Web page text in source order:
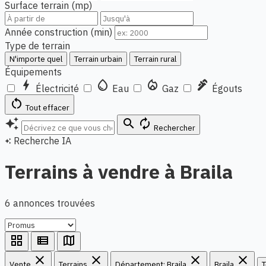
Surface terrain (mp)
Année construction (min)
Type de terrain
N'importe quel Terrain urbain Terrain rural
Équipements
bolt Électricité water_drop Eau local_fire_department Gaz plumbing Égouts
restart_alt Tout effacer
auto_awesome search autorenew Rechercher
auto_awesome Recherche IA
Terrains à vendre à Braila
6 annonces trouvées
grid_view view_list map
close close close close